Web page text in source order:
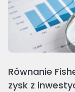
Równanie
zysk z